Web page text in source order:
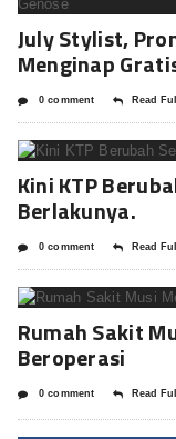
July Stylist,
Menginap
0 comment Read
Kini KTP
Berlakunya.
0 comment Read
Rumah Sakit
Beroperasi
0 comment Read